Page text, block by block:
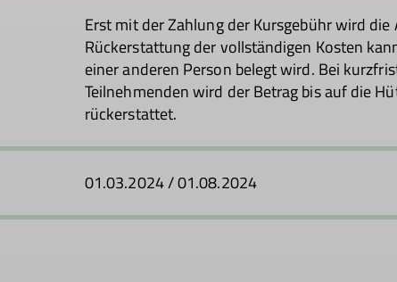
B Alpinklettern
Erst mit der Zahlung der Kursgebühr wird
Rückerstattung der vollständigen Kosten
einer anderen Person belegt wird. Bei
Teilnehmenden wird der Betrag bis auf die
rückerstattet.
01.03.2024 / 01.08.2024